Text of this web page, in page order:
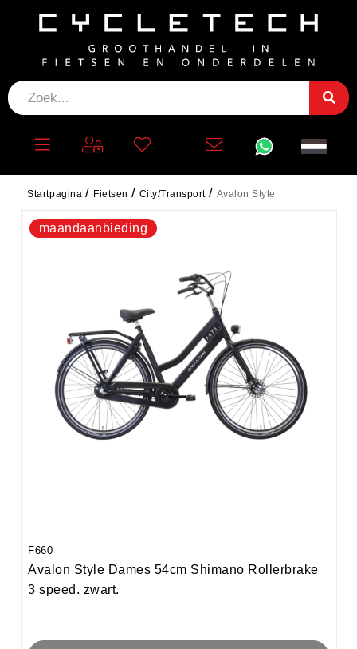
Startpagina Fietsen City/Transport Avalon Style
AVALON STYLE
Sortering
F660
Avalon Style Dames 54cm Shimano Rollerbrake
3 speed. zwart.
maandaanbieding